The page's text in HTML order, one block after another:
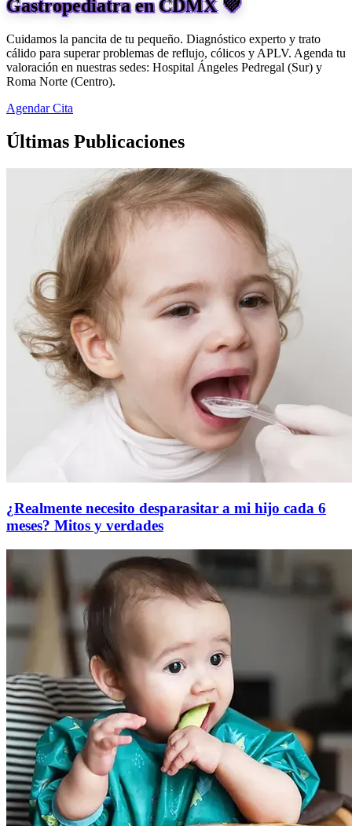
Gastropediatra en CDMX 💜
Cuidamos la pancita de tu pequeño. Diagnóstico experto y trato
cálido para superar problemas de reflujo, cólicos y APLV. Agenda tu
valoración en nuestras sedes: Hospital Ángeles Pedregal (Sur) y
Roma Norte (Centro).
Agendar Cita
Últimas Publicaciones
¿Realmente necesito desparasitar a mi hijo cada 6
meses? Mitos y verdades